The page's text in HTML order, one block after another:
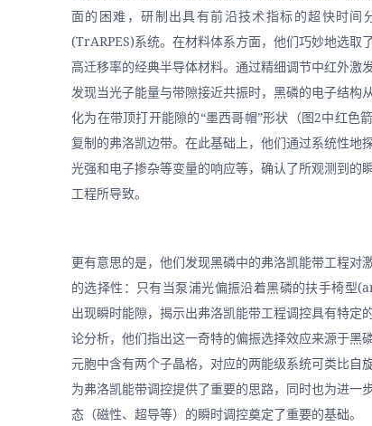
面的困难，研制出具有前沿技术指标的超快时间
(TrARPES)系统。在材料体系方面，他们巧妙地选取
高迁移率的经典半导体材料。通过精细调节中红外激
发现当光子能量与带隙接近共振时，黑磷的电子结构
化为在带顶打开能隙的“墨西哥帽”形状（图2中红色
复制的弗洛凯边带。在此基础上，他们通过系统性地
光强和电子掺杂等变量的响应等，确认了所观测到的
工程所导致。
更有意思的是，他们发现黑磷中的弗洛凯能带工程对
的选择性：只有当泵浦光偏振沿着黑磷的扶手椅型
出现瞬时能隙，揭示出弗洛凯能带工程调控具有特定
论分析，他们指出这一奇特的偏振选择效应来源于黑
元胞中含有两个子晶格，对应的两能级系统可类比自
为弗洛凯能带调控提供了重要的思路，同时也为进一
态（磁性、超导等）的瞬时调控奠定了重要的基础。